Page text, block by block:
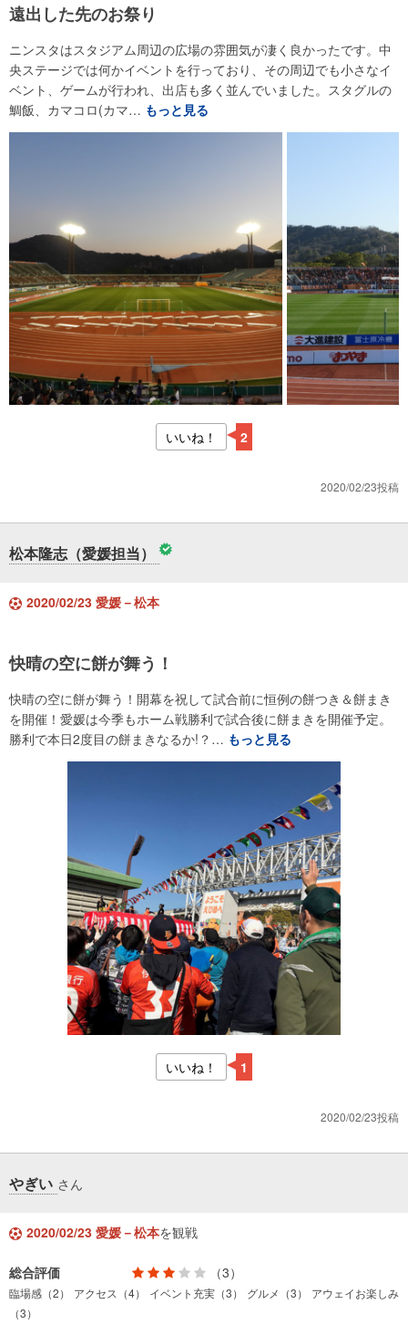
遠出した先のお祭り
ニンスタはスタジアム周辺の広場の雰囲気が凄く良かったです。中
央ステージでは何かイベントを行っており、その周辺でも小さなイ
ベント、ゲームが行われ、出店も多く並んでいました。スタグルの
鯛飯、カマコロ(カマ… もっと見る
いいね！ 2
2020/02/23投稿
松本隆志（愛媛担当）
2020/02/23 愛媛－松本
快晴の空に餅が舞う！
快晴の空に餅が舞う！開幕を祝して試合前に恒例の餅つき＆餅まき
を開催！愛媛は今季もホーム戦勝利で試合後に餅まきを開催予定。
勝利で本日2度目の餅まきなるか!？… もっと見る
いいね！ 1
2020/02/23投稿
やぎい さん
2020/02/23 愛媛－松本を観戦
総合評価 （3）
臨場感（2） アクセス（4） イベント充実（3） グルメ（3）
アウェイお楽しみ
（3）